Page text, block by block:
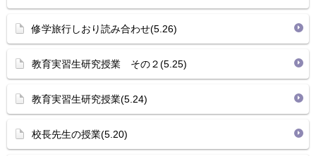
修学旅行しおり読み合わせ(5.26)
教育実習生研究授業 その２(5.25)
教育実習生研究授業(5.24)
校長先生の授業(5.20)